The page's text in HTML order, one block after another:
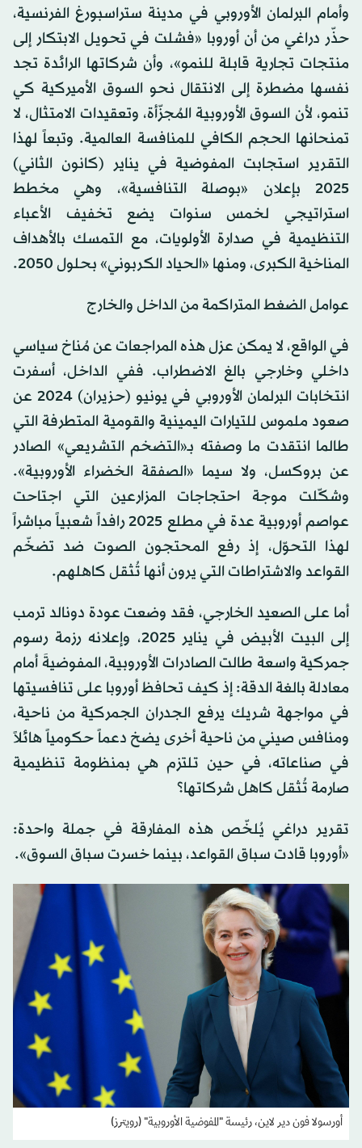
وأمام البرلمان الأوروبي في مدينة ستراسبورغ الفرنسية،
حذّر دراغي من أن أوروبا «فشلت في تحويل الابتكار إلى
منتجات تجارية قابلة للنمو»، وأن شركاتها الرائدة تجد
نفسها مضطرة إلى الانتقال نحو السوق الأميركية كي
تنمو، لأن السوق الأوروبية المُجزّأة، وتعقيدات الامتثال، لا
تمنحانها الحجم الكافي للمنافسة العالمية. وتبعاً لهذا
التقرير استجابت المفوضية في يناير (كانون الثاني)
2025 بإعلان «بوصلة التنافسية»، وهي مخطط
استراتيجي لخمس سنوات يضع تخفيف الأعباء
التنظيمية في صدارة الأولويات، مع التمسك بالأهداف
المناخية الكبرى، ومنها «الحياد الكربوني» بحلول 2050.
عوامل الضغط المتراكمة من الداخل والخارج
في الواقع، لا يمكن عزل هذه المراجعات عن مُناخ سياسي
داخلي وخارجي بالغ الاضطراب. ففي الداخل، أسفرت
انتخابات البرلمان الأوروبي في يونيو (حزيران) 2024 عن
صعود ملموس للتيارات اليمينية والقومية المتطرفة التي
طالما انتقدت ما وصفته بـ«التضخم التشريعي» الصادر
عن بروكسل، ولا سيما «الصفقة الخضراء الأوروبية».
وشكّلت موجة احتجاجات المزارعين التي اجتاحت
عواصم أوروبية عدة في مطلع 2025 رافداً شعبياً مباشراً
لهذا التحوّل، إذ رفع المحتجون الصوت ضد تضخّم
القواعد والاشتراطات التي يرون أنها تُثقل كاهلهم.
أما على الصعيد الخارجي، فقد وضعت عودة دونالد ترمب
إلى البيت الأبيض في يناير 2025، وإعلانه رزمة رسوم
جمركية واسعة طالت الصادرات الأوروبية، المفوضيةَ أمام
معادلة بالغة الدقة: إذ كيف تحافظ أوروبا على تنافسيتها
في مواجهة شريك يرفع الجدران الجمركية من ناحية،
ومنافس صيني من ناحية أخرى يضخ دعماً حكومياً هائلاً
في صناعاته، في حين تلتزم هي بمنظومة تنظيمية
صارمة تُثقل كاهل شركاتها؟
تقرير دراغي يُلخّص هذه المفارقة في جملة واحدة:
«أوروبا قادت سباق القواعد، بينما خسرت سباق السوق».
أورسولا فون دير لاين، رئيسة "المفوضية الأوروبية" (رويترز)